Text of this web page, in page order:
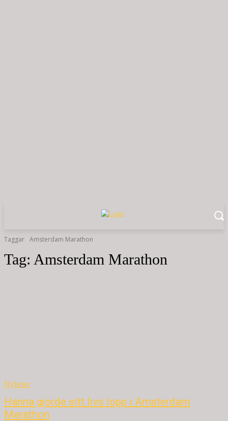
Taggar Amsterdam Marathon
Tag: Amsterdam Marathon
Nyheter
Hanna gjorde sitt livs lopp i Amsterdam
Marathon